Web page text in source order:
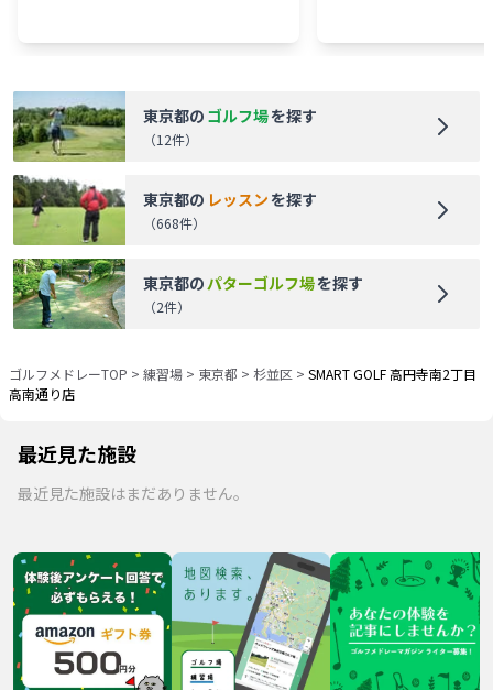
東京都の ゴルフ場を探す
（12件）
東京都の レッスンを探す
（668件）
東京都の パターゴルフ場を探す
（2件）
ゴルフメドレーTOP > 練習場 > 東京都 > 杉並区 > SMART GOLF 高円寺南2丁目
高南通り店
最近見た施設
最近見た施設はまだありません。